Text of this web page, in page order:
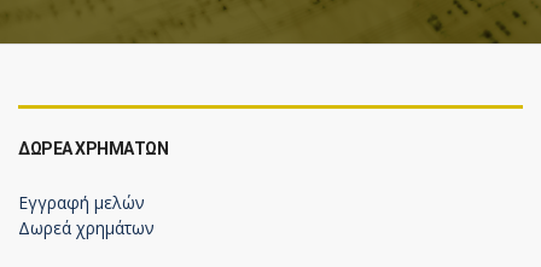
ΔΩΡΕΆ ΧΡΗΜΆΤΩΝ
Εγγραφή μελών
Δωρεά χρημάτων